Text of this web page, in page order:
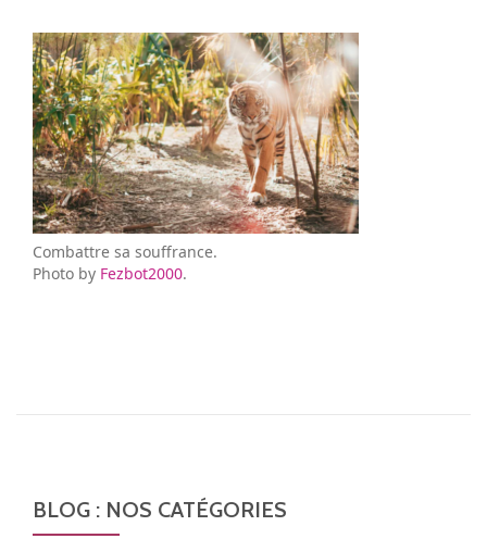
Combattre sa souffrance.
Photo by Fezbot2000.
BLOG : NOS CATÉGORIES